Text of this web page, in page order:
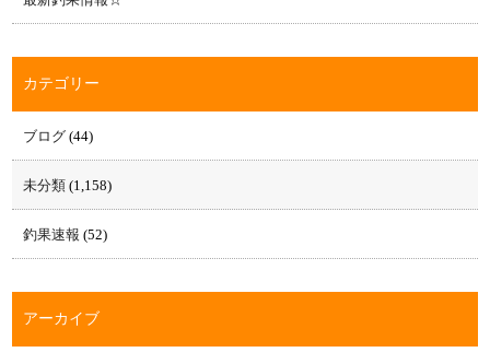
カテゴリー
ブログ (44)
未分類 (1,158)
釣果速報 (52)
アーカイブ